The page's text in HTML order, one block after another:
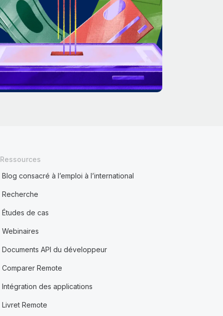
Ressources
Blog consacré à l’emploi à l’international
Recherche
Études de cas
Webinaires
Documents API du développeur
Comparer Remote
Intégration des applications
Livret Remote